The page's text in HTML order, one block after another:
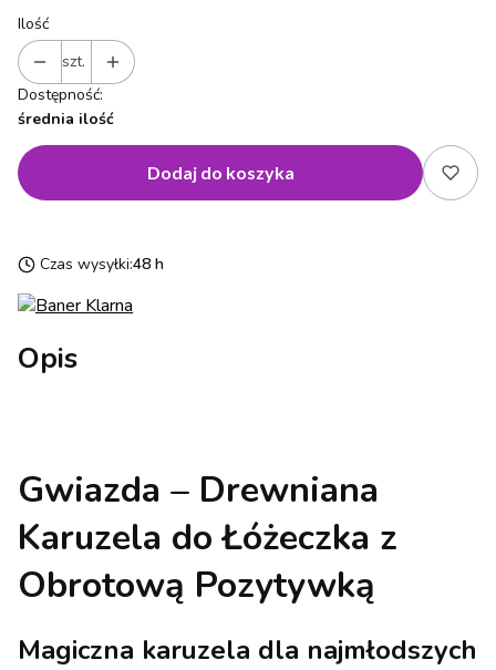
Ilość
szt.
Dostępność:
średnia ilość
Dodaj do koszyka
Czas wysyłki:48 h
Opis
Gwiazda – Drewniana
Karuzela do Łóżeczka z
Obrotową Pozytywką
Magiczna karuzela dla najmłodszych